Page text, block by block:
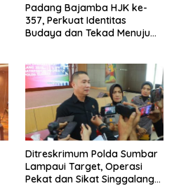
Padang Bajamba HJK ke-
357, Perkuat Identitas
Budaya dan Tekad Menuju
Ditreskrimum Polda Sumbar
Lampaui Target, Operasi
Pekat dan Sikat Singgalang